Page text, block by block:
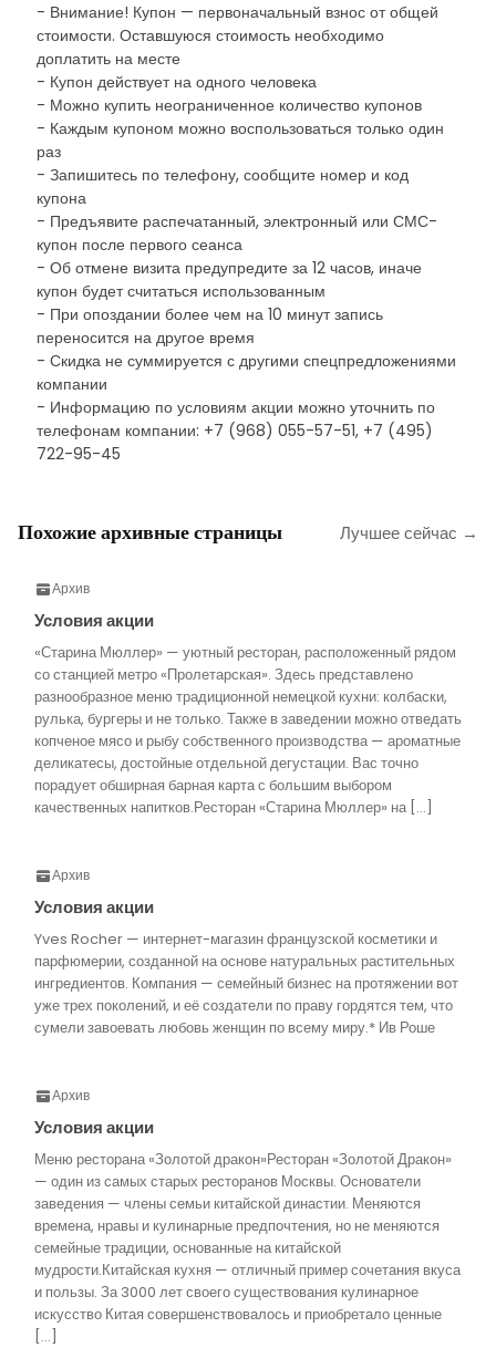
- Внимание! Купон — первоначальный взнос от общей
стоимости. Оставшуюся стоимость необходимо
доплатить на месте
- Купон действует на одного человека
- Можно купить неограниченное количество купонов
- Каждым купоном можно воспользоваться только один
раз
- Запишитесь по телефону, сообщите номер и код
купона
- Предъявите распечатанный, электронный или СМС-
купон после первого сеанса
- Об отмене визита предупредите за 12 часов, иначе
купон будет считаться использованным
- При опоздании более чем на 10 минут запись
переносится на другое время
- Скидка не суммируется с другими спецпредложениями
компании
- Информацию по условиям акции можно уточнить по
телефонам компании: +7 (968) 055-57-51, +7 (495)
722-95-45
Похожие архивные страницы Лучшее сейчас →
Архив
Условия акции
«Старина Мюллер» — уютный ресторан, расположенный рядом
со станцией метро «Пролетарская». Здесь представлено
разнообразное меню традиционной немецкой кухни: колбаски,
рулька, бургеры и не только. Также в заведении можно отведать
копченое мясо и рыбу собственного производства — ароматные
деликатесы, достойные отдельной дегустации. Вас точно
порадует обширная барная карта с большим выбором
качественных напитков.Ресторан «Старина Мюллер» на […]
Архив
Условия акции
Yves Rocher — интернет-магазин французской косметики и
парфюмерии, созданной на основе натуральных растительных
ингредиентов. Компания — семейный бизнес на протяжении вот
уже трех поколений, и её создатели по праву гордятся тем, что
сумели завоевать любовь женщин по всему миру.* Ив Роше
Архив
Условия акции
Меню ресторана «Золотой дракон»Ресторан «Золотой Дракон»
— один из самых старых ресторанов Москвы. Основатели
заведения — члены семьи китайской династии. Меняются
времена, нравы и кулинарные предпочтения, но не меняются
семейные традиции, основанные на китайской
мудрости.Китайская кухня — отличный пример сочетания вкуса
и пользы. За 3000 лет своего существования кулинарное
искусство Китая совершенствовалось и приобретало ценные
[…]